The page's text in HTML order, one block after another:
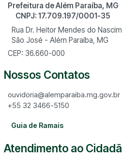
Prefeitura de Além Paraíba, MG
CNPJ: 17.709.197/0001-35
Rua Dr. Heitor Mendes do
São José - Além Paraíba, MG
CEP: 36.660-000
Nossos Contatos
ouvidoria@alemparaiba.mg.gov.br
+55 32 3466-5150
Guia de Ramais
Atendimento ao